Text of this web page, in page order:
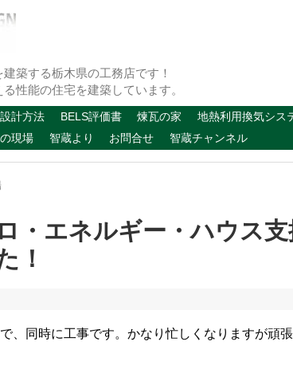
築する栃木県の工務店です！
性能の住宅を建築しています。
設計方法 BELS評価書 煉瓦の家 地熱利用換気シス
現場 智蔵より お問合せ 智蔵チャンネル
・エネルギー・ハウス
！
、同時に工事です。かなり忙しくなりますが頑